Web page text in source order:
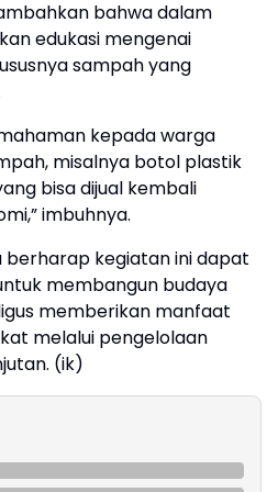
bahwa dalam
edukasi mengenai
sampah yang
kepada warga
misalnya botol plastik
bisa dijual kembali
imbuhnya.
berharap kegiatan ini dapat
membangun budaya
memberikan manfaat
melalui pengelolaan
(ik)